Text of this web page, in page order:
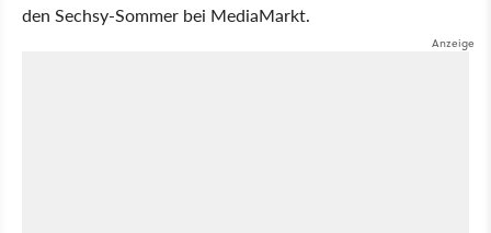
den Sechsy-Sommer bei MediaMarkt.